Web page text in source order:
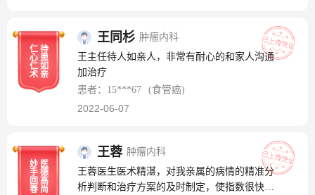
仁
心
仁
术
待
患
如
亲
王同杉 肿瘤内科
王主任待人如亲人，非常有耐心的和家人沟通
加治疗
患者：15***67
(食管癌)
2022-06-07
妙
手
回
春
医
德
高
尚
王蓉 肿瘤内科
王蓉医生医术精湛，对我亲属的病情的精准分
析判断和治疗方案的及时制定，使指数很快的